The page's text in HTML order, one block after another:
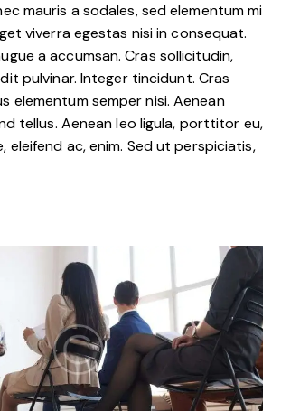
mauris a sodales, sed elementum mi
viverra egestas nisi in consequat.
a accumsan. Cras sollicitudin,
pulvinar. Integer tincidunt. Cras
elementum semper nisi. Aenean
tellus. Aenean leo ligula, porttitor eu,
eleifend ac, enim. Sed ut perspiciatis,